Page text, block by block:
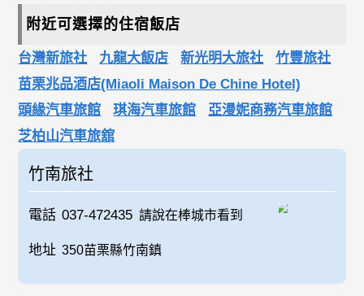
附近可選擇的住宿飯店
台灣新旅社 九龍大飯店 新光明大旅社
竹豐旅社
苗栗兆品酒店(Miaoli Maison De Chine Hotel)
頭緣汽車旅館
琪海汽車旅館
亞漫妮商務汽車旅館
芝柏山汽車旅舘
竹南旅社
電話 037-472435 請說在棒城市看到
地址 350苗栗縣竹南鎮